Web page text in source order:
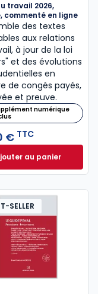
annoté. Édition
travail 2026,
commenté en ligne
des textes
aux relations
à jour de la loi
et des évolutions
en
de congés payés,
et preuve.
numérique
€ TTC
au panier
Code du travail
SELLER